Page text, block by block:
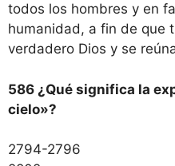
todos los hombres y en
humanidad, a fin de que
verdadero Dios y se
586 ¿Qué significa la
cielo»?
2794-2796